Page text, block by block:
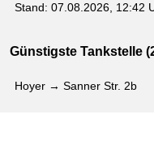
Stand: 07.08.2026, 12:42
Günstigste Tankstelle
Hoyer → Sanner Str. 2b